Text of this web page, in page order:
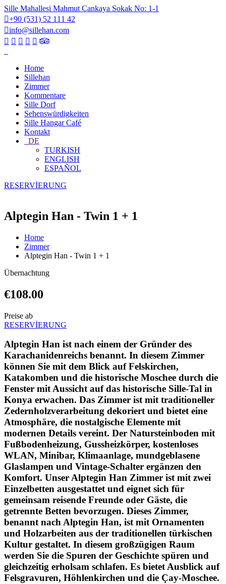
Sille Mahallesi Mahmut Çankaya Sokak No: 1-1
+90 (531) 52 111 42
info@sillehan.com
Home
Sillehan
Zimmer
Kommentare
Sille Dorf
Sehenswürdigkeiten
Sille Hangar Café
Kontakt
DE
TURKISH
ENGLISH
ESPAÑOL
RESERVİERUNG
Alptegin Han - Twin 1 + 1
Home
Zimmer
Alptegin Han - Twin 1 + 1
Übernachtung
€108.00
Preise ab
RESERVİERUNG
Alptegin Han ist nach einem der Gründer des
Karachanidenreichs benannt. In diesem Zimmer
können Sie mit dem Blick auf Felskirchen,
Katakomben und die historische Moschee durch die
Fenster mit Aussicht auf das historische Sille-Tal in
Konya erwachen. Das Zimmer ist mit traditioneller
Zedernholzverarbeitung dekoriert und bietet eine
Atmosphäre, die nostalgische Elemente mit
modernen Details vereint. Der Natursteinboden mit
Fußbodenheizung, Gussheizkörper, kostenloses
WLAN, Minibar, Klimaanlage, mundgeblasene
Glaslampen und Vintage-Schalter ergänzen den
Komfort. Unser Alptegin Han Zimmer ist mit zwei
Einzelbetten ausgestattet und eignet sich für
gemeinsam reisende Freunde oder Gäste, die
getrennte Betten bevorzugen. Dieses Zimmer,
benannt nach Alptegin Han, ist mit Ornamenten
und Holzarbeiten aus der traditionellen türkischen
Kultur gestaltet. In diesem großzügigen Raum
werden Sie die Spuren der Geschichte spüren und
gleichzeitig erholsam schlafen. Es bietet Ausblick auf
Felsgravuren, Höhlenkirchen und die Çay-Moschee.